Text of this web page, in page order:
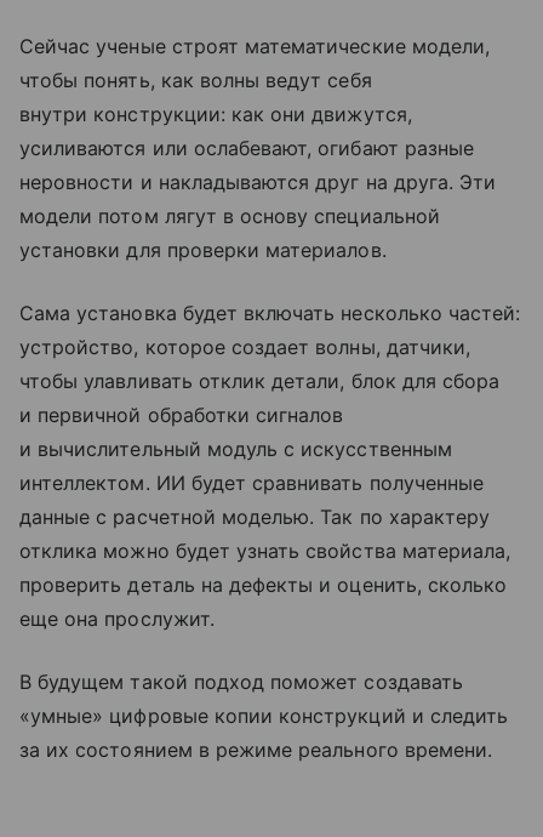
Сейчас ученые строят математические модели,
чтобы понять, как волны ведут себя
внутри конструкции: как они движутся,
усиливаются или ослабевают, огибают разные
неровности и накладываются друг на друга. Эти
модели потом лягут в основу специальной
установки для проверки материалов.
Сама установка будет включать несколько частей:
устройство, которое создает волны, датчики,
чтобы улавливать отклик детали, блок для сбора
и первичной обработки сигналов
и вычислительный модуль с искусственным
интеллектом. ИИ будет сравнивать полученные
данные с расчетной моделью. Так по характеру
отклика можно будет узнать свойства материала,
проверить деталь на дефекты и оценить, сколько
еще она прослужит.
В будущем такой подход поможет создавать
«умные» цифровые копии конструкций и следить
за их состоянием в режиме реального времени.